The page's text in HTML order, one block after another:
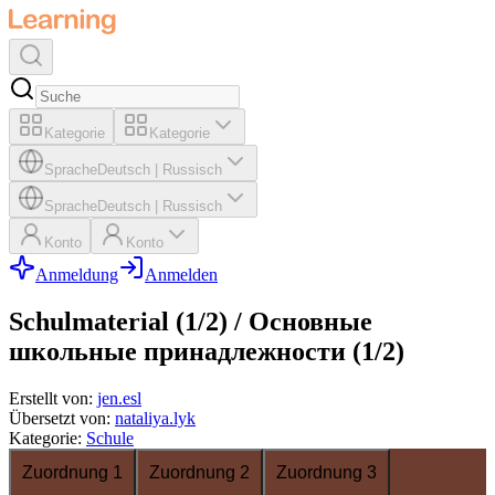
Kategorie Kategorie
SpracheDeutsch Russisch
SpracheDeutsch Russisch
Konto Konto
Anmeldung Anmelden
Schulmaterial (1/2) / Основные
школьные принадлежности (1/2)
Erstellt von: jen.esl
Übersetzt von: nataliya.lyk
Kategorie: Schule
Zuordnung 1
Zuordnung 2 Zuordnung 3